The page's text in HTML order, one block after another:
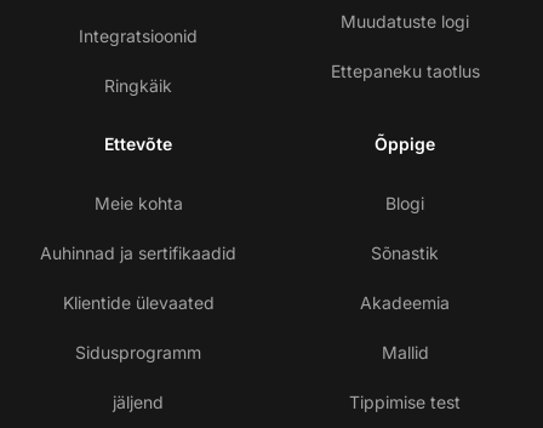
Integratsioonid
Ringkäik
Muudatuste logi
Ettepaneku taotlus
Ettevõte
Meie kohta
Auhinnad ja sertifikaadid
Klientide ülevaated
Sidusprogramm
jäljend
Õppige
Blogi
Sõnastik
Akadeemia
Mallid
Tippimise test